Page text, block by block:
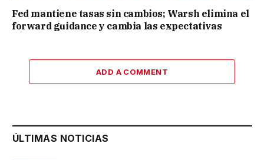
Fed mantiene tasas sin cambios; Warsh elimina el
forward guidance y cambia las expectativas
ADD A COMMENT
ÚLTIMAS NOTICIAS